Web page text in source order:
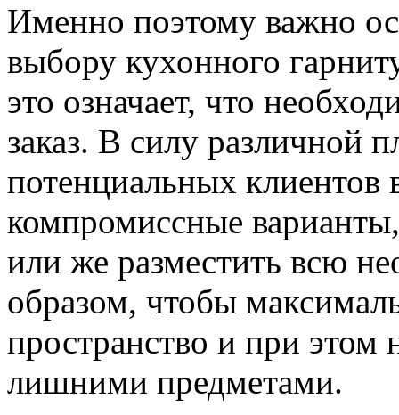
Именно поэтому важно
выбору кухонного
это означает, что
заказ. В силу различной
потенциальных
компромиссные
или же разместить всю
образом, чтобы
пространство и при этом
лишними предметами.